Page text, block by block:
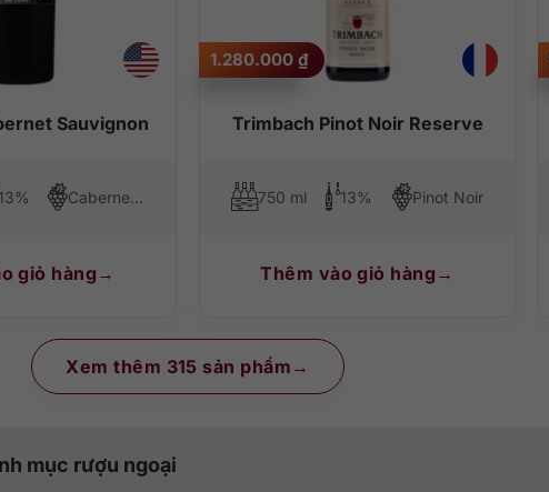
Sauvignon
13% Cabernet Sauvignon
giỏ hàng
Trimbach Pinot Noir Reserve
1.280.000 ₫
750 ml 13% Pinot Noir
Thêm vào giỏ hàng
Xem thêm 315 sản phẩm
mục rượu ngoại